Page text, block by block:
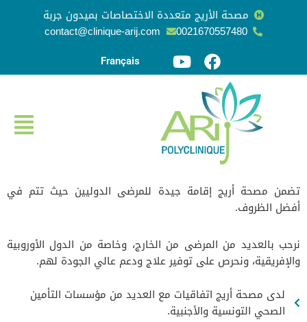
مصحة الأريج متعددة الاختصاصات بميدون جربة
0021670557480
contact@clinique-arij.com
Français
تضمن مصحة أريج إقامة جيدة للمرضى الدوليين حيث تتم في
أفضل الظروف.
نرحب بالعديد من المرضى من الخارج، وخاصة من الدول الأوروبية
والإفريقية، ونحرص على توفير علاج ودعم عالي الجودة لهم.
لدى مصحة أريج اتفاقيات مع العديد من مؤسسات التأمين
الصحي التونسية والأجنبية.